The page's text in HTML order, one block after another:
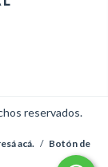
reservados.
acá. / Botón de